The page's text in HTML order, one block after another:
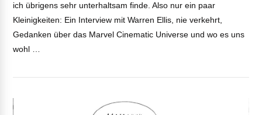
ich übrigens sehr unterhaltsam finde. Also nur ein paar
Kleinigkeiten: Ein Interview mit Warren Ellis, nie verkehrt,
Gedanken über das Marvel Cinematic Universe und wo es uns
wohl …